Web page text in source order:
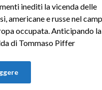
inediti la vicenda delle
americane e russe nel
occupata. Anticipando
di Tommaso Piffer